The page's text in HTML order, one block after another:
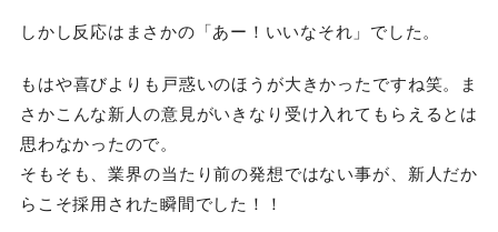
しかし反応はまさかの「あー！いいなそれ」でした。
もはや喜びよりも戸惑いのほうが大きかったですね笑。ま
さかこんな新人の意見がいきなり受け入れてもらえるとは
思わなかったので。
そもそも、業界の当たり前の発想ではない事が、新人だか
らこそ採用された瞬間でした！！